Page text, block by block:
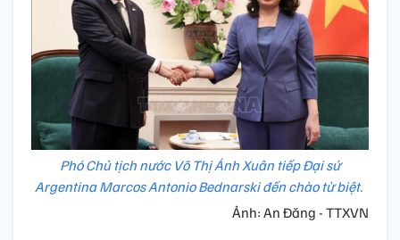
Phó Chủ tịch nước Võ Thị Ánh Xuân tiếp Đại sứ
Argentina Marcos Antonio Bednarski đến chào từ biệt.
Ảnh: An Đăng - TTXVN